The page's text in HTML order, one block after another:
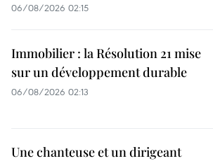
06/08/2026 02:15
Immobilier : la Résolution 21 mise
sur un développement durable
06/08/2026 02:13
Une chanteuse et un dirigeant